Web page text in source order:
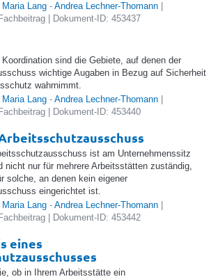
Maria Lang -Andrea Lechner-Thomann
| Dokument-ID: 453437
Koordination sind die Gebiete, auf denen der
wichtige Augaben in Bezug auf Sicherheit
wahrnimmt.
Maria Lang -Andrea Lechner-Thomann
| Dokument-ID: 453440
ist am Unternehmenssitz
nicht nur für mehrere Arbeitsstätten zuständig,
solche, an denen kein eigener
eingerichtet ist.
Maria Lang -Andrea Lechner-Thomann
| Dokument-ID: 453442
eines
ob in Ihrem Arbeitsstätte ein